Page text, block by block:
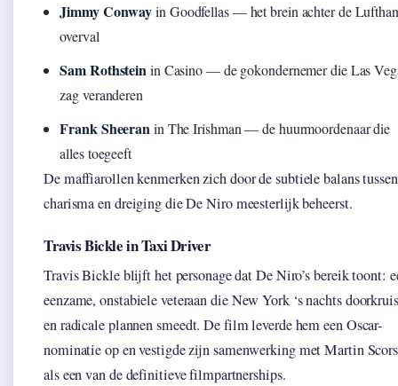
Jimmy Conwayin Goodfellas — het brein achter de
overval
Sam Rothsteinin Casino — de gokondernemer die Las
zag veranderen
Frank Sheeranin The Irishman — de huurmoordenaar die
alles toegeeft
De maffiarollen kenmerken zich door de subtiele balans tussen
charisma en dreiging die De Niro meesterlijk beheerst.
Travis Bickle in Taxi Driver
Travis Bickle blijft het personage dat De Niro’s bereik toont:
eenzame, onstabiele veteraan die New York ‘s nachts
en radicale plannen smeedt. De film leverde hem een Oscar-
nominatie op en vestigde zijn samenwerking met Martin
als een van de definitieve filmpartnerships.